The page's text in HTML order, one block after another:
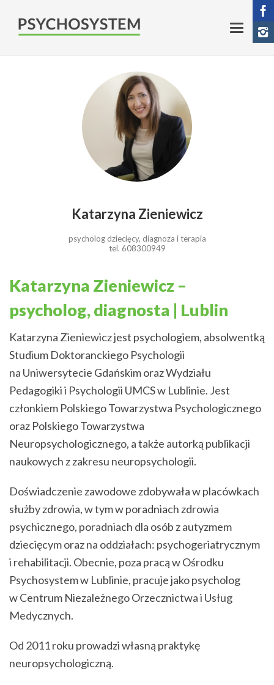
Katarzyna Zieniewicz
psycholog dziecięcy, diagnoza i terapia
tel. 608300949
Katarzyna Zieniewicz –
psycholog, diagnosta | Lublin
Katarzyna Zieniewicz jest psychologiem, absolwentką
Studium Doktoranckiego Psychologii
na Uniwersytecie Gdańskim oraz Wydziału
Pedagogiki i Psychologii UMCS w Lublinie. Jest
członkiem Polskiego Towarzystwa Psychologicznego
oraz Polskiego Towarzystwa
Neuropsychologicznego, a także autorką publikacji
naukowych z zakresu neuropsychologii.
Doświadczenie zawodowe zdobywała w placówkach
służby zdrowia, w tym w poradniach zdrowia
psychicznego, poradniach dla osób z autyzmem
dziecięcym oraz na oddziałach: psychogeriatrycznym
i rehabilitacji. Obecnie, poza pracą w Ośrodku
Psychosystem w Lublinie, pracuje jako psycholog
w Centrum Niezależnego Orzecznictwa i Usług
Medycznych.
Od 2011 roku prowadzi własną praktykę
neuropsychologiczną.